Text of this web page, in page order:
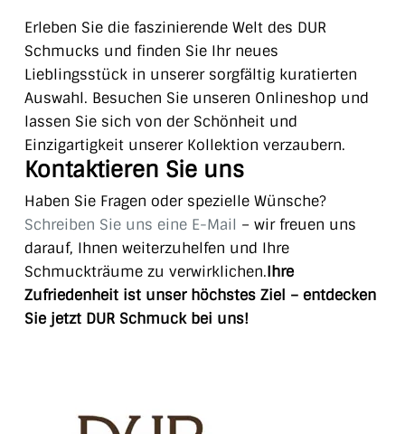
Erleben Sie die faszinierende Welt des DUR
Schmucks und finden Sie Ihr neues
Lieblingsstück in unserer sorgfältig kuratierten
Auswahl. Besuchen Sie unseren Onlineshop und
lassen Sie sich von der Schönheit und
Einzigartigkeit unserer Kollektion verzaubern.
Kontaktieren Sie uns
Haben Sie Fragen oder spezielle Wünsche?
Schreiben Sie uns eine E-Mail – wir freuen uns
darauf, Ihnen weiterzuhelfen und Ihre
Schmuckträume zu verwirklichen.Ihre
Zufriedenheit ist unser höchstes Ziel – entdecken
Sie jetzt DUR Schmuck bei uns!